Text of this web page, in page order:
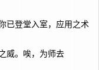
已登堂入室，应用之术
威。唉，为师去